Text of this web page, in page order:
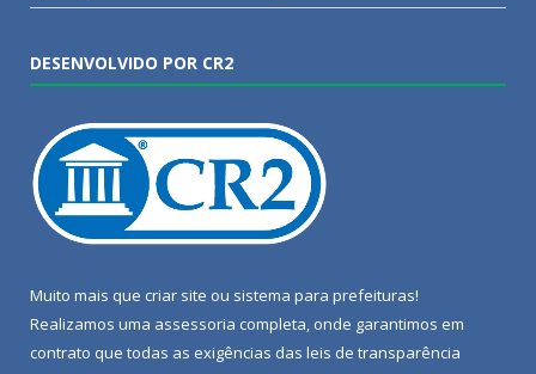
DESENVOLVIDO POR CR2
Muito mais que criar site ou sistema para prefeituras!
Realizamos uma assessoria completa, onde garantimos em
contrato que todas as exigências das leis de transparência